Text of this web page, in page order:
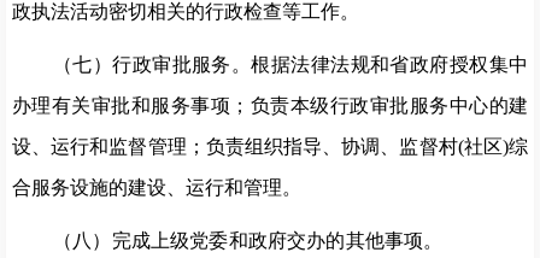
政执法活动密切相关的行政检查等工作。
（七）行政审批服务。根据法律法规和省政府授权集中
办理有关审批和服务事项；负责本级行政审批服务中心的建
设、运行和监督管理；负责组织指导、协调、监督村(社区)综
合服务设施的建设、运行和管理。
（八）完成上级党委和政府交办的其他事项。